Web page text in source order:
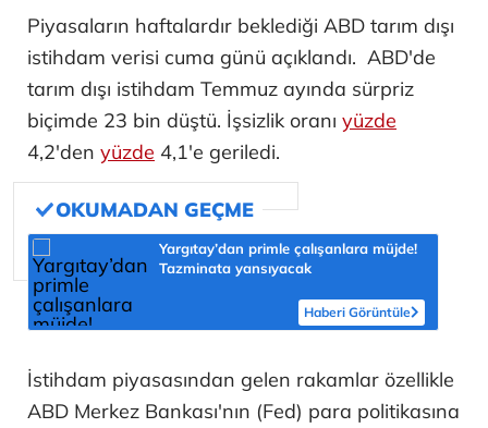
Piyasaların haftalardır beklediği ABD tarım dışı
istihdam verisi cuma günü açıklandı. ABD'de
tarım dışı istihdam Temmuz ayında sürpriz
biçimde 23 bin düştü. İşsizlik oranı yüzde
4,2'den yüzde 4,1'e geriledi.
Yargıtay’dan primle çalışanlara müjde!
Tazminata yansıyacak
Haberi Görüntüle
İstihdam piyasasından gelen rakamlar özellikle
ABD Merkez Bankası'nın (Fed) para politikasına